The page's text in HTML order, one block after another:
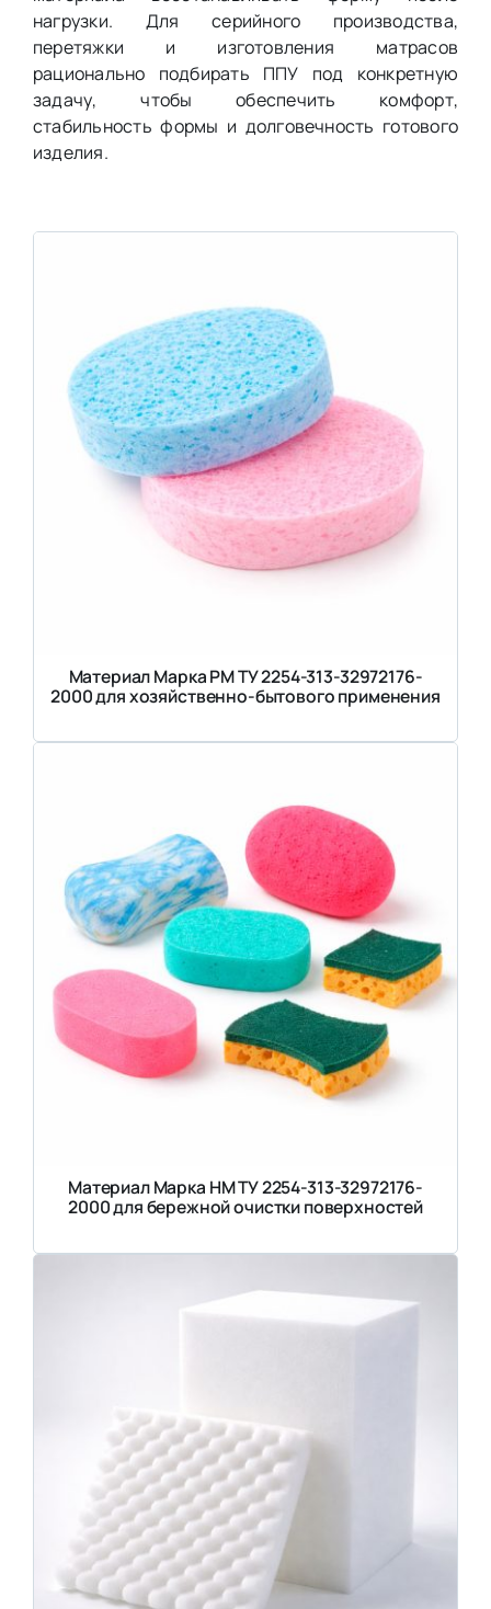
нагрузки. Для серийного производства,
перетяжки и изготовления матрасов
рационально подбирать ППУ под конкретную
задачу, чтобы обеспечить комфорт,
стабильность формы и долговечность готового
изделия.
Материал Марка РМ ТУ 2254-313-32972176-
2000 для хозяйственно-бытового применения
Материал Марка НМ ТУ 2254-313-32972176-
2000 для бережной очистки поверхностей